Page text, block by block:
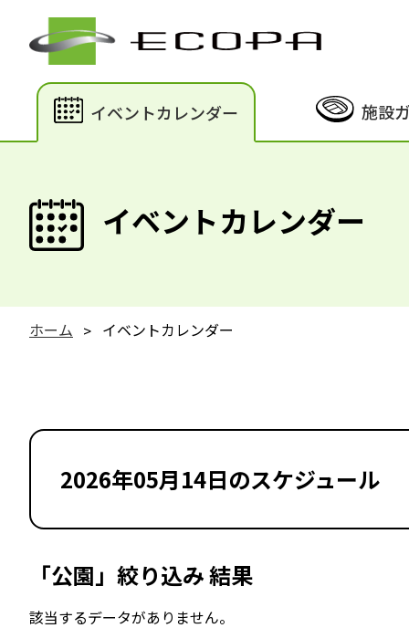
イベントカレンダー 施設
イベントカレンダー
ホーム イベントカレンダー
2026年05月14日のスケジュール
「公園」絞り込み 結果
該当するデータがありません。